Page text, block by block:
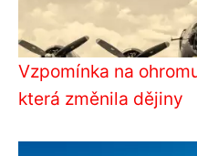
Vzpomínka na
která změnila dějiny